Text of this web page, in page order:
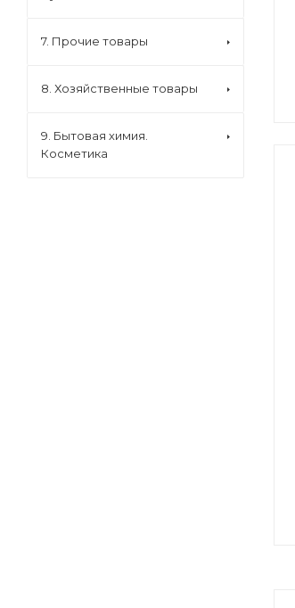
7. Прочие товары
8. Хозяйственные товары
9. Бытовая химия.
Косметика